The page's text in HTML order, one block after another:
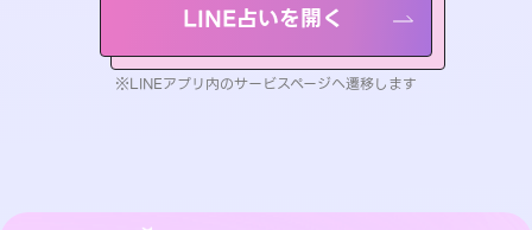
LINE占いを開く
※LINEアプリ内のサービスページへ遷移します